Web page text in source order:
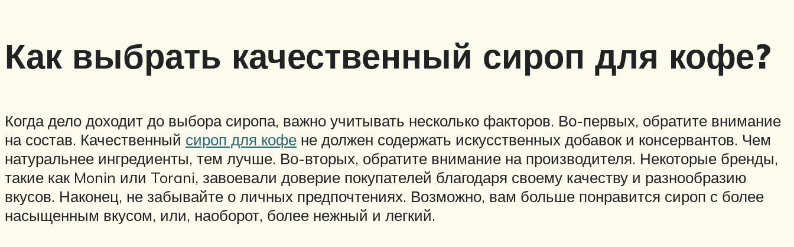
Как выбрать качественный сироп для кофе?
Когда дело доходит до выбора сиропа, важно учитывать несколько факторов. Во-первых, обратите внимание
на состав. Качественный сироп для кофе не должен содержать искусственных добавок и консервантов. Чем
натуральнее ингредиенты, тем лучше. Во-вторых, обратите внимание на производителя. Некоторые бренды,
такие как Monin или Torani, завоевали доверие покупателей благодаря своему качеству и разнообразию
вкусов. Наконец, не забывайте о личных предпочтениях. Возможно, вам больше понравится сироп с более
насыщенным вкусом, или, наоборот, более нежный и легкий.